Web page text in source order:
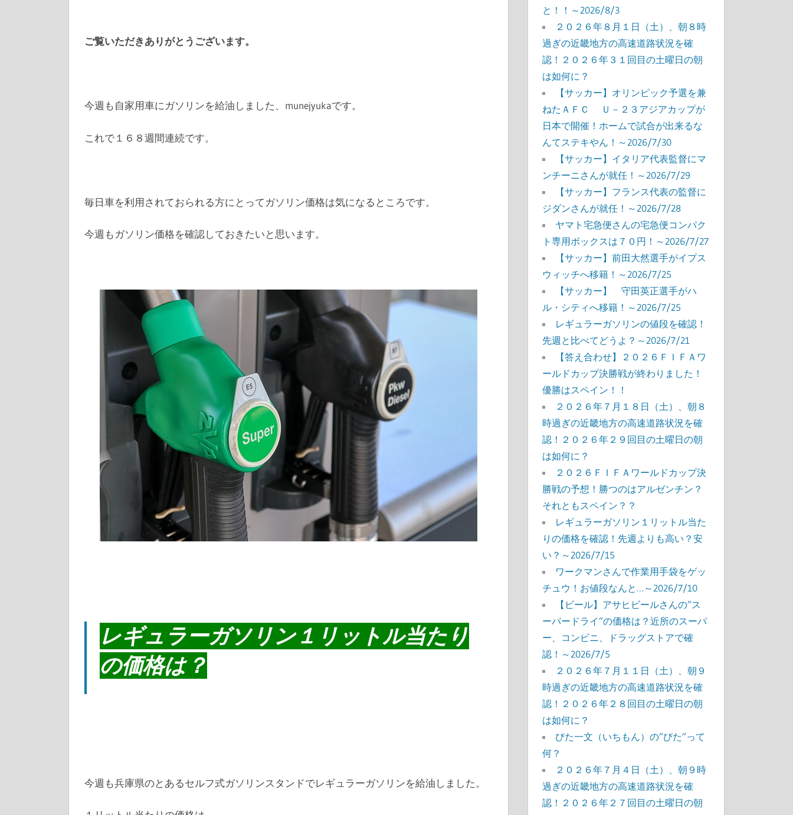
ご覧いただきありがとうございます。
今週も自家用車にガソリンを給油しました、munejyukaです。
これで１６８週間連続です。
毎日車を利用されておられる方にとってガソリン価格は気になるところです。
今週もガソリン価格を確認しておきたいと思います。
レギュラーガソリン１リットル当たり
の価格は？
今週も兵庫県のとあるセルフ式ガソリンスタンドでレギュラーガソリンを給油しました。
と！！～2026/8/3
２０２６年８月１日（土）、朝８時
過ぎの近畿地方の高速道路状況を確
認！２０２６年３１回目の土曜日の朝
は如何に？
【サッカー】オリンピック予選を兼
ねたＡＦＣ Ｕ－２３アジアカップが
日本で開催！ホームで試合が出来るな
んてステキやん！～2026/7/30
【サッカー】イタリア代表監督にマ
ンチーニさんが就任！～2026/7/29
【サッカー】フランス代表の監督に
ジダンさんが就任！～2026/7/28
ヤマト宅急便さんの宅急便コンパク
ト専用ボックスは７０円！～2026/7/27
【サッカー】前田大然選手がイプス
ウィッチへ移籍！～2026/7/25
【サッカー】 守田英正選手がハ
ル・シティへ移籍！～2026/7/25
レギュラーガソリンの値段を確認！
先週と比べてどうよ？～2026/7/21
【答え合わせ】２０２６ＦＩＦＡワ
ールドカップ決勝戦が終わりました！
優勝はスペイン！！
２０２６年７月１８日（土）、朝８
時過ぎの近畿地方の高速道路状況を確
認！２０２６年２９回目の土曜日の朝
は如何に？
２０２６ＦＩＦＡワールドカップ決
勝戦の予想！勝つのはアルゼンチン？
それともスペイン？？
レギュラーガソリン１リットル当た
りの価格を確認！先週よりも高い？安
い？～2026/7/15
ワークマンさんで作業用手袋をゲッ
チュウ！お値段なんと…～2026/7/10
【ビール】アサヒビールさんの”ス
ーパードライ”の価格は？近所のスーパ
ー、コンビニ、ドラッグストアで確
認！～2026/7/5
２０２６年７月１１日（土）、朝９
時過ぎの近畿地方の高速道路状況を確
認！２０２６年２８回目の土曜日の朝
は如何に？
びた一文（いちもん）の”びた”って
何？
２０２６年７月４日（土）、朝９時
過ぎの近畿地方の高速道路状況を確
認！２０２６年２７回目の土曜日の朝